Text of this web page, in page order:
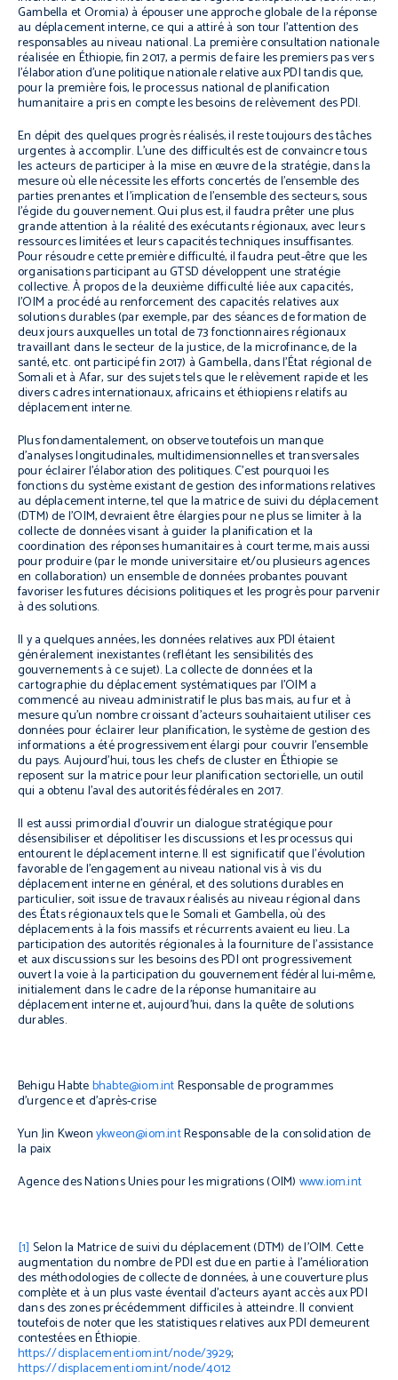
Gambella et Oromia) à épouser une approche globale de la réponse
au déplacement interne, ce qui a attiré à son tour l’attention des
responsables au niveau national. La première consultation nationale
réalisée en Éthiopie, fin 2017, a permis de faire les premiers pas vers
l’élaboration d’une politique nationale relative aux PDI tandis que,
pour la première fois, le processus national de planification
humanitaire a pris en compte les besoins de relèvement des PDI.
En dépit des quelques progrès réalisés, il reste toujours des tâches
urgentes à accomplir. L’une des difficultés est de convaincre tous
les acteurs de participer à la mise en œuvre de la stratégie, dans la
mesure où elle nécessite les efforts concertés de l’ensemble des
parties prenantes et l’implication de l’ensemble des secteurs, sous
l’égide du gouvernement. Qui plus est, il faudra prêter une plus
grande attention à la réalité des exécutants régionaux, avec leurs
ressources limitées et leurs capacités techniques insuffisantes.
Pour résoudre cette première difficulté, il faudra peut-être que les
organisations participant au GTSD développent une stratégie
collective. À propos de la deuxième difficulté liée aux capacités,
l’OIM a procédé au renforcement des capacités relatives aux
solutions durables (par exemple, par des séances de formation de
deux jours auxquelles un total de 73 fonctionnaires régionaux
travaillant dans le secteur de la justice, de la microfinance, de la
santé, etc. ont participé fin 2017) à Gambella, dans l’État régional de
Somali et à Afar, sur des sujets tels que le relèvement rapide et les
divers cadres internationaux, africains et éthiopiens relatifs au
déplacement interne.
Plus fondamentalement, on observe toutefois un manque
d’analyses longitudinales, multidimensionnelles et transversales
pour éclairer l’élaboration des politiques. C’est pourquoi les
fonctions du système existant de gestion des informations relatives
au déplacement interne, tel que la matrice de suivi du déplacement
(DTM) de l’OIM, devraient être élargies pour ne plus se limiter à la
collecte de données visant à guider la planification et la
coordination des réponses humanitaires à court terme, mais aussi
pour produire (par le monde universitaire et/ou plusieurs agences
en collaboration) un ensemble de données probantes pouvant
favoriser les futures décisions politiques et les progrès pour parvenir
à des solutions.
Il y a quelques années, les données relatives aux PDI étaient
généralement inexistantes (reflétant les sensibilités des
gouvernements à ce sujet). La collecte de données et la
cartographie du déplacement systématiques par l’OIM a
commencé au niveau administratif le plus bas mais, au fur et à
mesure qu’un nombre croissant d’acteurs souhaitaient utiliser ces
données pour éclairer leur planification, le système de gestion des
informations a été progressivement élargi pour couvrir l’ensemble
du pays. Aujourd’hui, tous les chefs de cluster en Éthiopie se
reposent sur la matrice pour leur planification sectorielle, un outil
qui a obtenu l’aval des autorités fédérales en 2017.
Il est aussi primordial d’ouvrir un dialogue stratégique pour
désensibiliser et dépolitiser les discussions et les processus qui
entourent le déplacement interne. Il est significatif que l’évolution
favorable de l’engagement au niveau national vis à vis du
déplacement interne en général, et des solutions durables en
particulier, soit issue de travaux réalisés au niveau régional dans
des États régionaux tels que le Somali et Gambella, où des
déplacements à la fois massifs et récurrents avaient eu lieu. La
participation des autorités régionales à la fourniture de l’assistance
et aux discussions sur les besoins des PDI ont progressivement
ouvert la voie à la participation du gouvernement fédéral lui-même,
initialement dans le cadre de la réponse humanitaire au
déplacement interne et, aujourd’hui, dans la quête de solutions
durables.
Behigu Habtebhabte@iom.intResponsable de programmes
d’urgence et d’après-crise
Yun Jin Kweonykweon@iom.intResponsable de la consolidation de
la paix
Agence des Nations Unies pour les migrations (OIM) www.iom.int
[1] Selon la Matrice de suivi du déplacement (DTM) de l’OIM. Cette
augmentation du nombre de PDI est due en partie à l’amélioration
des méthodologies de collecte de données, à une couverture plus
complète et à un plus vaste éventail d’acteurs ayant accès aux PDI
dans des zones précédemment difficiles à atteindre. Il convient
toutefois de noter que les statistiques relatives aux PDI demeurent
contestées en Éthiopie.
https://displacement.iom.int/node/3929;
https://displacement.iom.int/node/4012